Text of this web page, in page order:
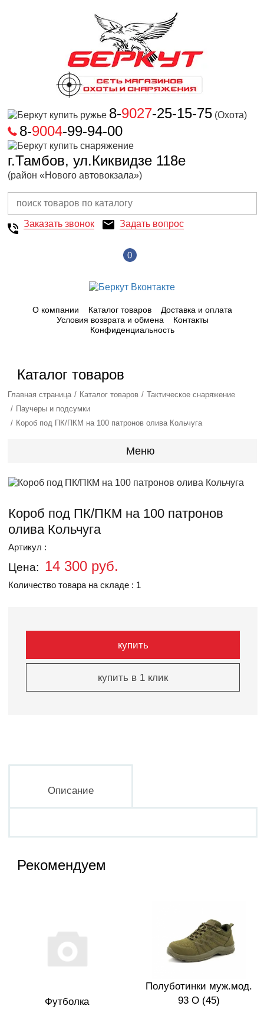
8-9027-25-15-75 (Охота)
8-9004-99-94-00
г.Тамбов, ул.Киквидзе 118е
(район «Нового автовокзала»)
Заказать звонок Задать вопрос
0
О компании Каталог товаров
Доставка и оплата
Условия возврата и обмена
Контакты
Конфиденциальность
Каталог товаров
Главная страница Каталог товаров
Тактическое снаряжение
Паучеры и подсумки
Короб под ПК/ПКМ на 100 патронов олива Кольчуга
Меню
Короб под ПК/ПКМ на 100 патронов
олива Кольчуга
Артикул :
Цена: 14 300 руб.
Количество товара на складе : 1
купить
купить в 1 клик
Описание
Рекомендуем
Футболка
Полуботинки муж.мод.
93 О (45)